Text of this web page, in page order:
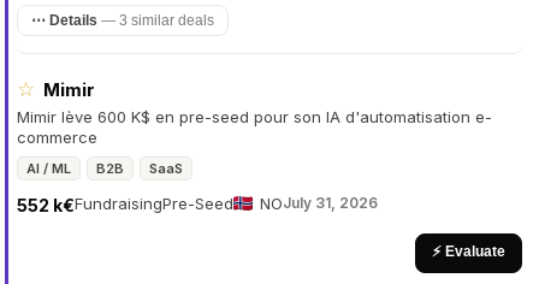
⋯ Details — 3 similar deals
☆ Mimir
Mimir lève 600 K$ en pre-seed pour son IA d'automatisation e-
commerce
AI / ML B2B SaaS
Fundraising
552 k€ Pre-Seed NOJuly 31, 2026
⚡ Evaluate